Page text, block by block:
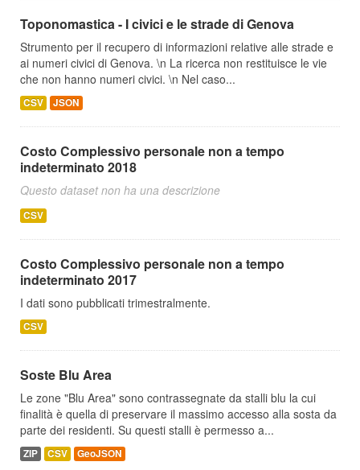
Toponomastica - I civici e le strade di Genova
Strumento per il recupero di informazioni relative alle strade e
ai numeri civici di Genova. \n La ricerca non restituisce le vie
che non hanno numeri civici. \n Nel caso...
CSV JSON
Costo Complessivo personale non a tempo
indeterminato 2018
Questo dataset non ha una descrizione
CSV
Costo Complessivo personale non a tempo
indeterminato 2017
I dati sono pubblicati trimestralmente.
CSV
Soste Blu Area
Le zone "Blu Area" sono contrassegnate da stalli blu la cui
finalità è quella di preservare il massimo accesso alla sosta da
parte dei residenti. Su questi stalli è permesso a...
ZIP CSV GeoJSON